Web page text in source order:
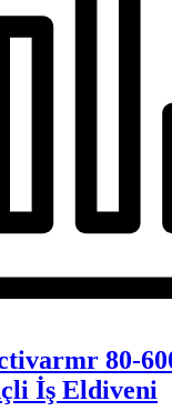
80-
İş Eldiveni